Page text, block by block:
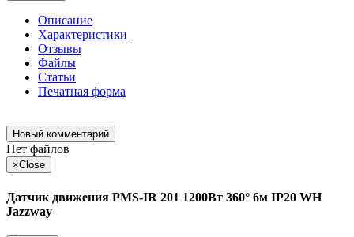
Описание
Характеристики
Отзывы
Файлы
Статьи
Печатная форма
Новый комментарий
Нет файлов
×Close
Датчик движения PMS-IR 201 1200Вт 360° 6м IP20 WH
Jazzway